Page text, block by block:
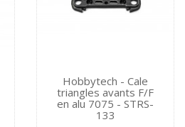
Hobbytech - Cale
triangles avants F/F
en alu 7075 - STRS-
133